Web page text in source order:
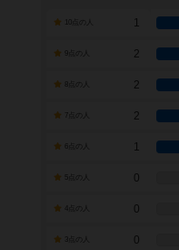
1
2
2
7点の人 2
1
0
0
0